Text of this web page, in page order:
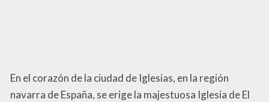
En el corazón de la ciudad de Iglesias, en la región
navarra de España, se erige la majestuosa Iglesia de El